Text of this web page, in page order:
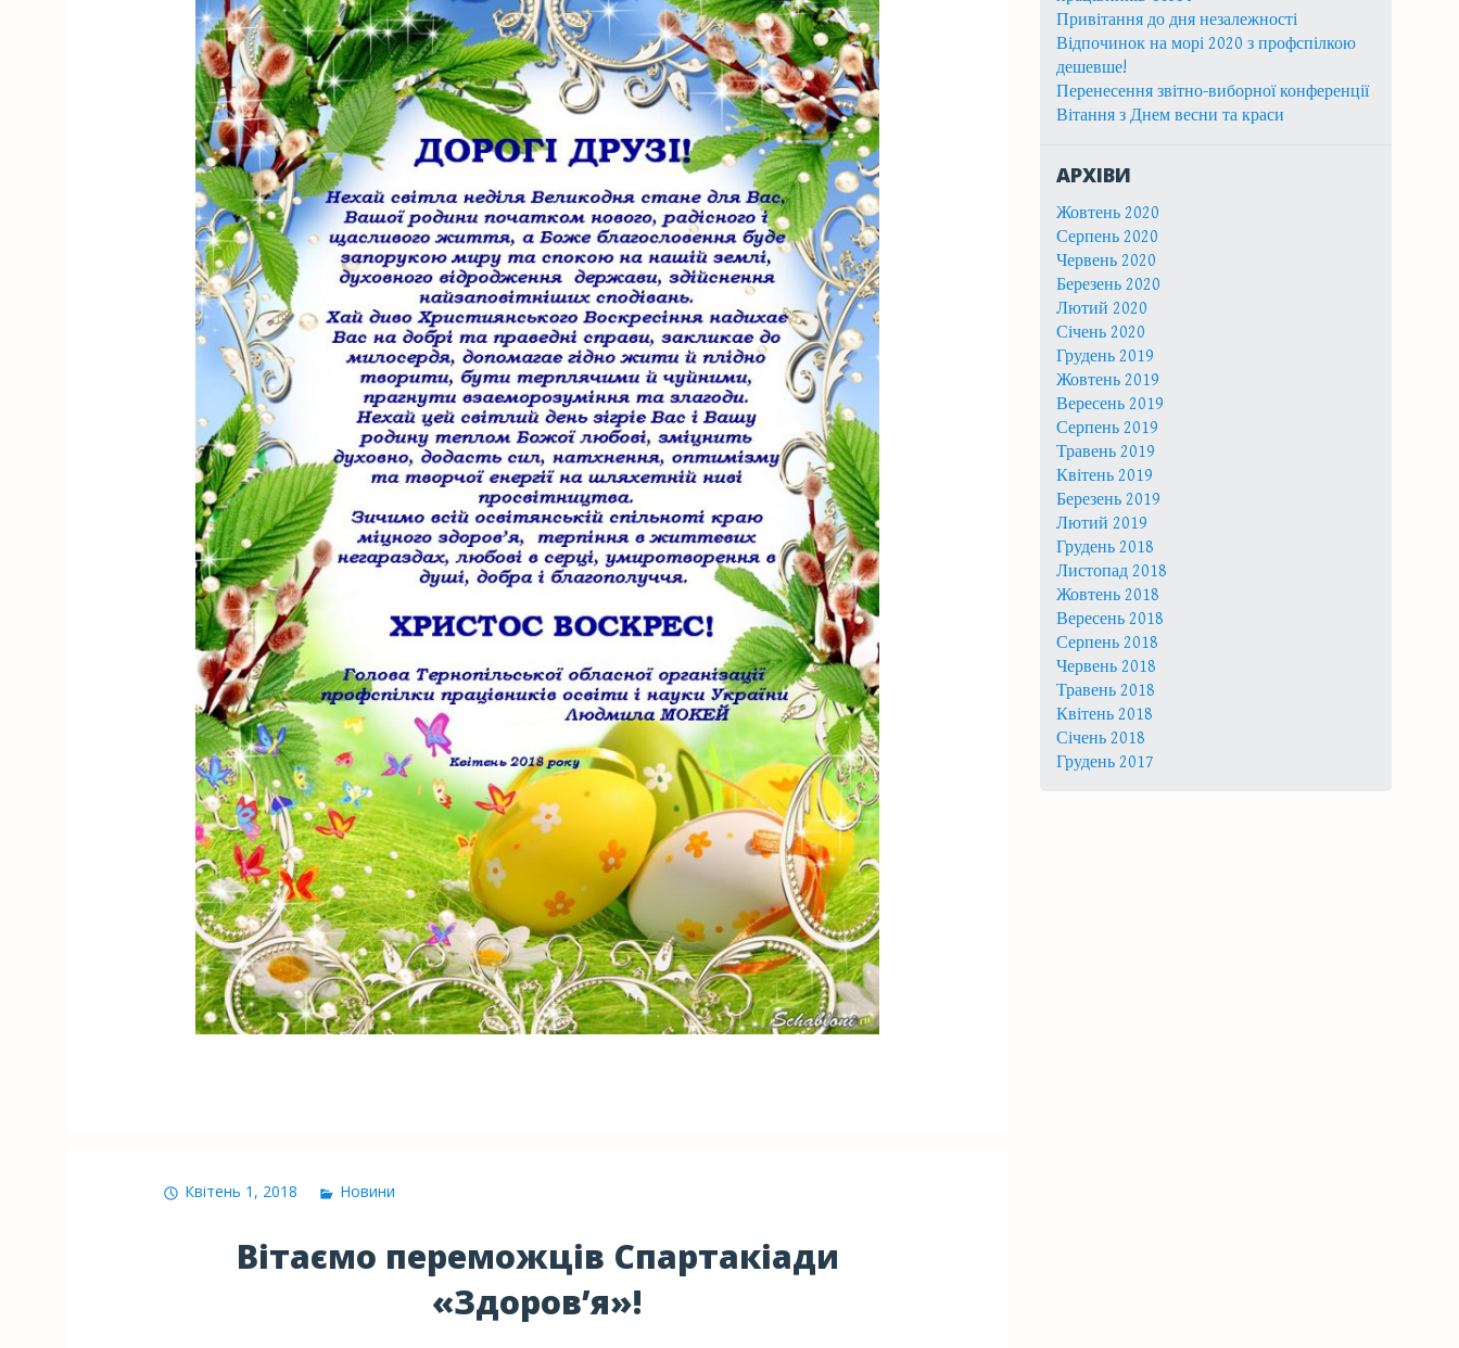
Квітень 1, 2018 Новини
Вітаємо переможців Спартакіади
«Здоров’я»!
Привітання до дня незалежності
Відпочинок на морі 2020 з профспілкою
дешевше!
Перенесення звітно-виборної конференції
Вітання з Днем весни та краси
АРХІВИ
Жовтень 2020
Серпень 2020
Червень 2020
Березень 2020
Лютий 2020
Січень 2020
Грудень 2019
Жовтень 2019
Вересень 2019
Серпень 2019
Травень 2019
Квітень 2019
Березень 2019
Лютий 2019
Грудень 2018
Листопад 2018
Жовтень 2018
Вересень 2018
Серпень 2018
Червень 2018
Травень 2018
Квітень 2018
Січень 2018
Грудень 2017